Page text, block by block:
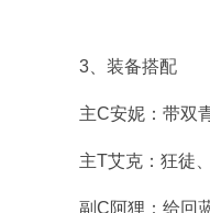
3、装备搭配
主C安妮：带双
主T艾克：狂徒
副C阿狸：给回